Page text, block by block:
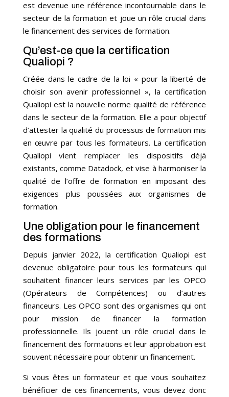
est devenue une référence incontournable dans le
secteur de la formation et joue un rôle crucial dans
le financement des services de formation.
Qu’est-ce que la certification
Qualiopi ?
Créée dans le cadre de la loi « pour la liberté de
choisir son avenir professionnel », la certification
Qualiopi est la nouvelle norme qualité de référence
dans le secteur de la formation. Elle a pour objectif
d’attester la qualité du processus de formation mis
en œuvre par tous les formateurs. La certification
Qualiopi vient remplacer les dispositifs déjà
existants, comme Datadock, et vise à harmoniser la
qualité de l’offre de formation en imposant des
exigences plus poussées aux organismes de
formation.
Une obligation pour le financement
des formations
Depuis janvier 2022, la certification Qualiopi est
devenue obligatoire pour tous les formateurs qui
souhaitent financer leurs services par les OPCO
(Opérateurs de Compétences) ou d’autres
financeurs. Les OPCO sont des organismes qui ont
pour mission de financer la formation
professionnelle. Ils jouent un rôle crucial dans le
financement des formations et leur approbation est
souvent nécessaire pour obtenir un financement.
Si vous êtes un formateur et que vous souhaitez
bénéficier de ces financements, vous devez donc